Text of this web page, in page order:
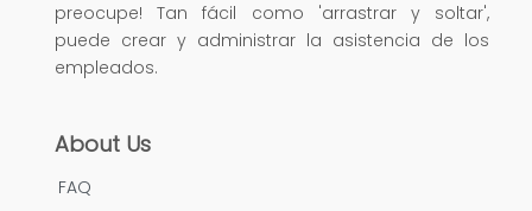
preocupe! Tan fácil como 'arrastrar y soltar',
puede crear y administrar la asistencia de los
empleados.
About Us
FAQ